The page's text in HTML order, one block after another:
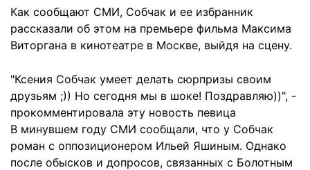
Как сообщают СМИ, Собчак и ее избранник
рассказали об этом на премьере фильма Максима
Виторгана в кинотеатре в Москве, выйдя на сцену.
"Ксения Собчак умеет делать сюрпризы своим
друзьям ;)) Но сегодня мы в шоке! Поздравляю))", -
прокомментировала эту новость певица
В минувшем году СМИ сообщали, что у Собчак
роман с оппозиционером Ильей Яшиным. Однако
после обысков и допросов, связанных с Болотным